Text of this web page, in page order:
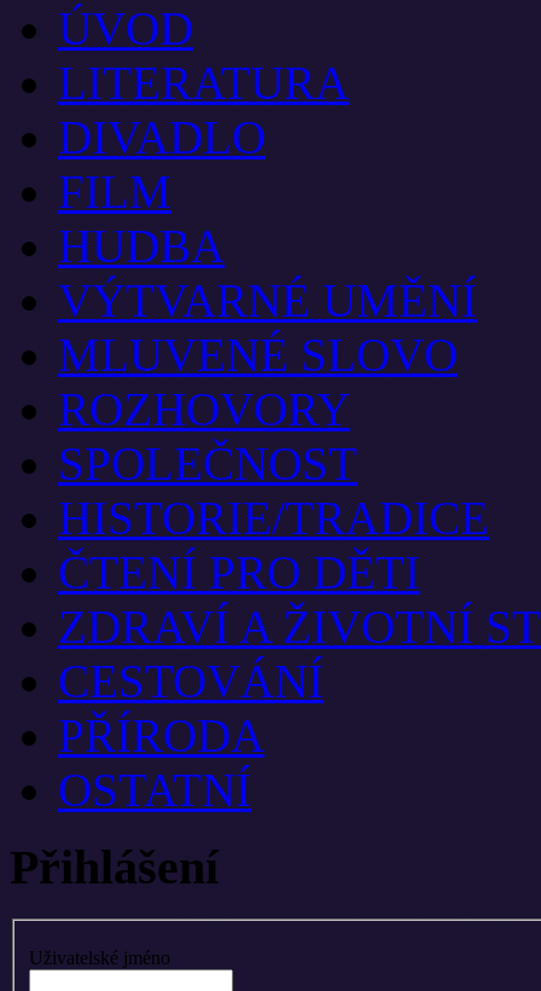
ÚVOD
LITERATURA
DIVADLO
FILM
HUDBA
VÝTVARNÉ UMĚNÍ
MLUVENÉ SLOVO
ROZHOVORY
SPOLEČNOST
HISTORIE/TRADICE
ČTENÍ PRO DĚTI
ZDRAVÍ A ŽIVOTNÍ
CESTOVÁNÍ
PŘÍRODA
OSTATNÍ
Přihlášení
Uživatelské jméno